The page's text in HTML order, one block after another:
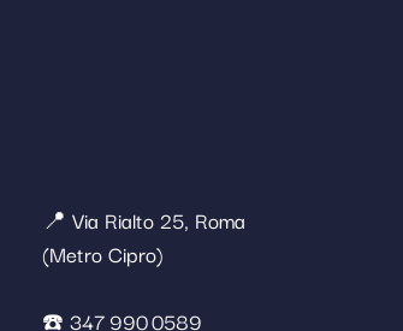
📍 Via Rialto 25, Roma
(Metro Cipro)
☎️ 347 990 0589